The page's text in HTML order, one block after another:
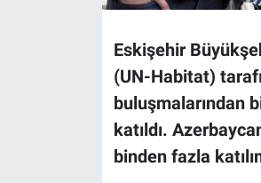
Eskişehir
(UN-Habitat)
buluşmalarından
katıldı.
binden fazla
Bilim ve Teknoloji